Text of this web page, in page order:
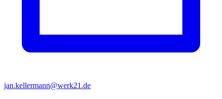
jan.kellermann@werk21.de